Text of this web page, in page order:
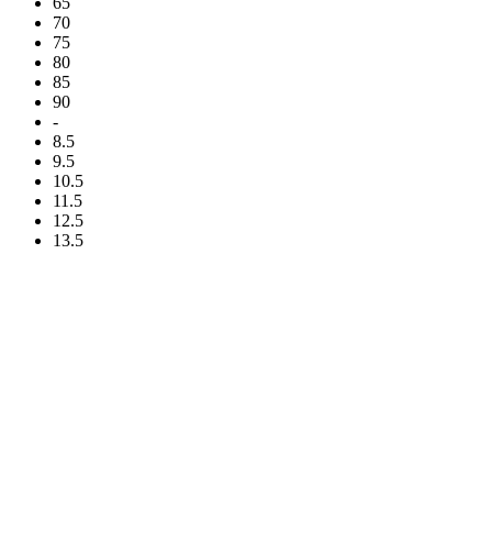
70
75
80
85
90
-
8.5
9.5
10.5
11.5
12.5
13.5